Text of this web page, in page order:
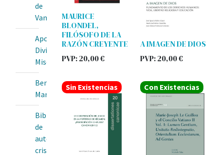
de
Van
Apostolado
Divina
Misericordia
Bendita
María
Biblioteca
de
autores
cristianos
MAURICE
BLONDEL,
FILÓSOFO DE LA
RAZÓN CREYENTE
PVP:20,00€
A IMAGEN DE DIOS
PVP:20,00€
Sin Existencias Con Existencias